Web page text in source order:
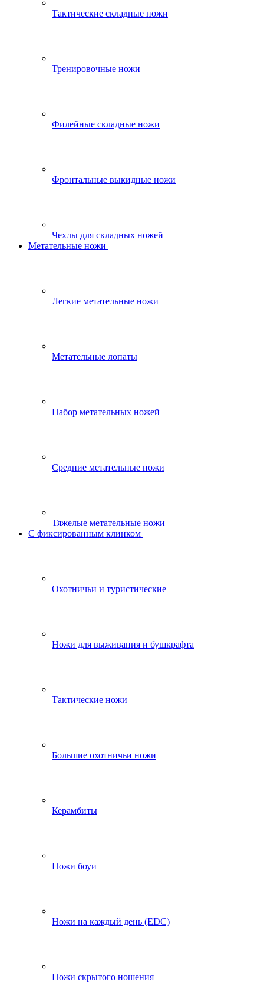
Тактические складные ножи
Тренировочные ножи
Филейные складные ножи
Фронтальные выкидные ножи
Чехлы для складных ножей
Метательные ножи
Легкие метательные ножи
Метательные лопаты
Набор метательных ножей
Средние метательные ножи
Тяжелые метательные ножи
С фиксированным клинком
Охотничьи и туристические
Ножи для выживания и бушкрафта
Тактические ножи
Большие охотничьи ножи
Керамбиты
Ножи боуи
Ножи на каждый день (EDC)
Ножи скрытого ношения